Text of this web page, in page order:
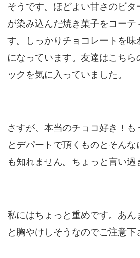
そうです。ほどよい甘さのビタ
が染み込んだ焼き菓子をコーテ
す。しっかりチョコレートを味
になっています。友達はこちら
ックを気に入っていました。
さすが、本当のチョコ好き！も
とデパートで頂くものとそん
も知れません。ちょっと言い過
私にはちょっと重めです。あん
と胸やけしそうなのでご注意下